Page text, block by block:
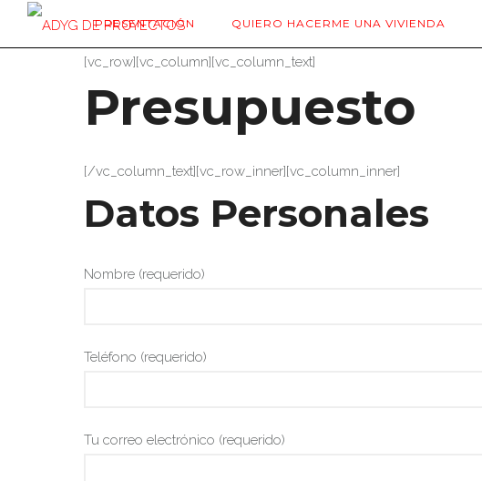
PRESENTACIÓN QUIERO HACERME UNA VIVIENDA
[vc_row][vc_column][vc_column_text]
Presupuesto
[/vc_column_text][vc_row_inner][vc_column_inner]
Datos Personales
Nombre (requerido)
Teléfono (requerido)
Tu correo electrónico (requerido)